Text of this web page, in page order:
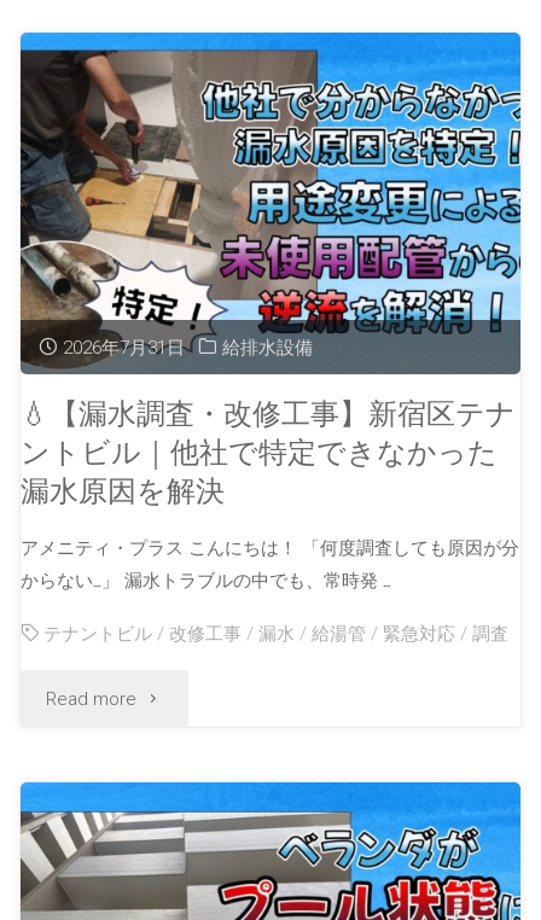
2026年7月31日 給排水設備
💧【漏水調査・改修工事】新宿区テナ
ントビル｜他社で特定できなかった
漏水原因を解決
アメニティ・プラス こんにちは！ 「何度調査しても原因が分
からない…」 漏水トラブルの中でも、常時発 …
テナントビル / 改修工事 /漏水 /給湯管 / 緊急対応 /調査
Read more